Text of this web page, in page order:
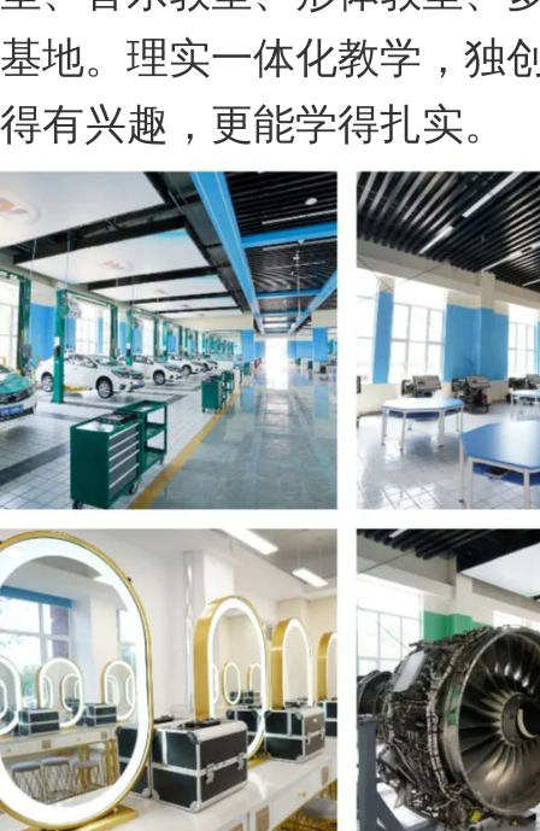
基地。理实一体化教学，独
得有兴趣，更能学得扎实。